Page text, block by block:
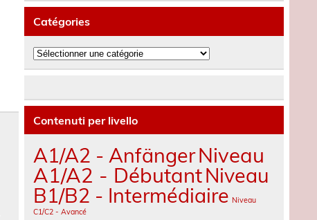
Catégories
Catégories
Contenuti per livello
A1/A2 - AnfängerNiveau
A1/A2 - DébutantNiveau
B1/B2 - Intermédiaire Niveau
C1/C2 - Avancé